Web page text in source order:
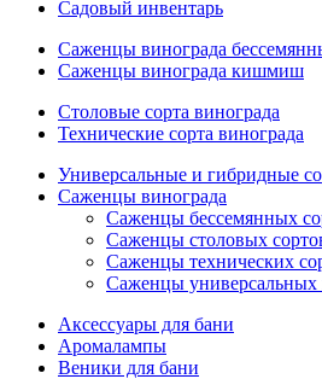
Садовый инвентарь
Саженцы винограда
Саженцы винограда кишмиш
Столовые сорта винограда
Технические сорта винограда
Универсальные и гибридные
Саженцы винограда
Саженцы бессемянных
Саженцы столовых
Саженцы технических
Саженцы универсальных
Аксессуары для бани
Аромалампы
Веники для бани